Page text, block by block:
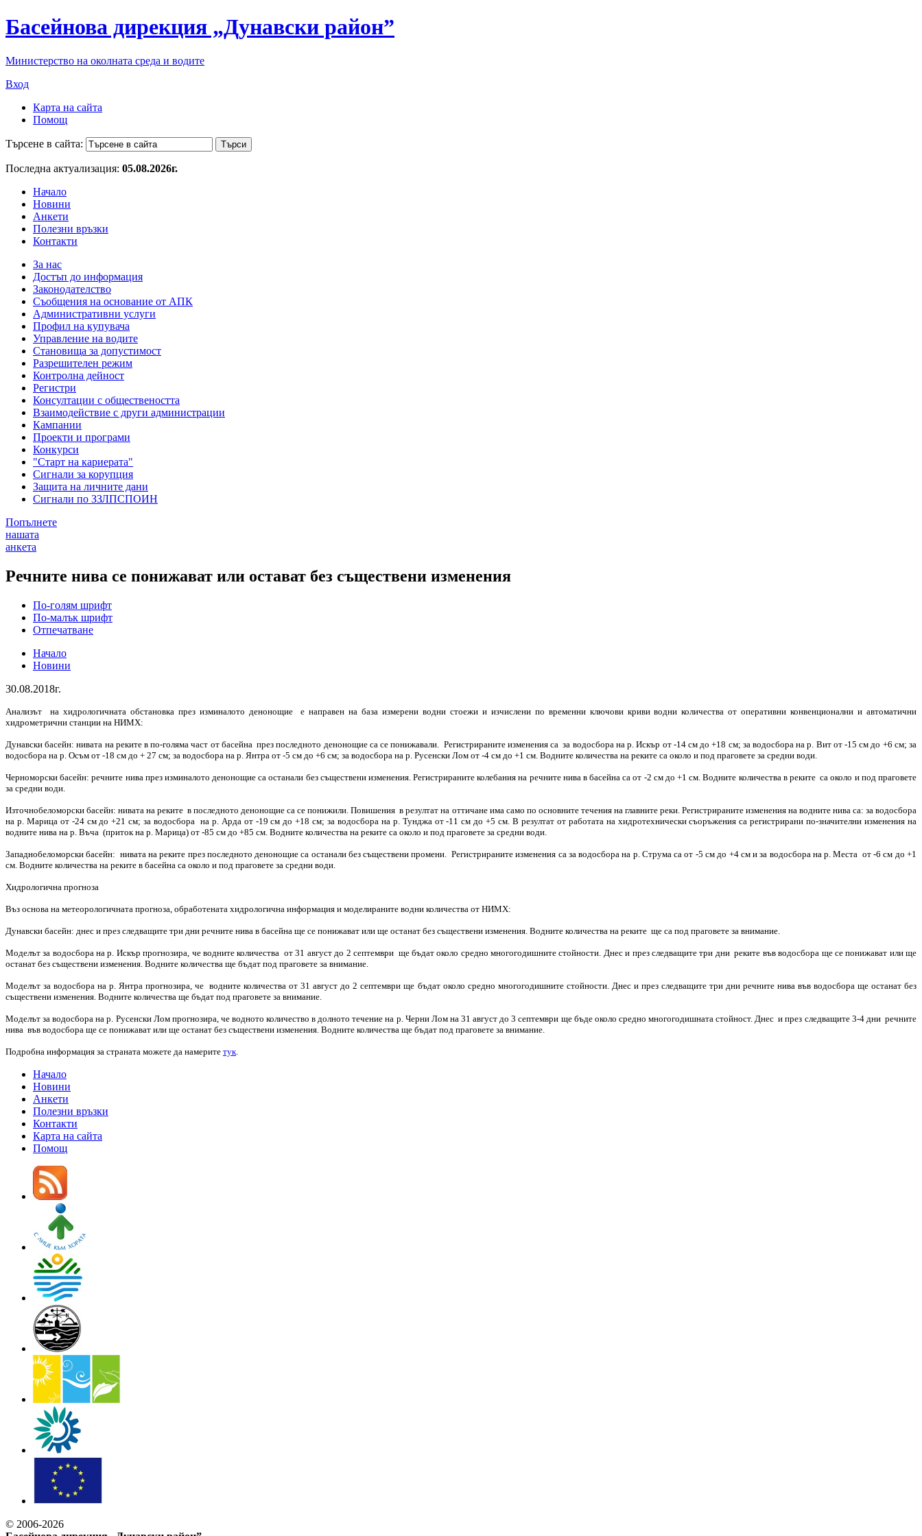
Басейнова дирекция „Дунавски район”
Министерство на околната среда и водите
Вход
Карта на сайта
Помощ
Търсене в сайта:
Последна актуализация: 05.08.2026г.
Начало
Новини
Анкети
Полезни връзки
Контакти
За нас
Достъп до информация
Законодателство
Съобщения на основание от АПК
Административни услуги
Профил на купувача
Управление на водите
Становища за допустимост
Разрешителен режим
Контролна дейност
Регистри
Консултации с обществеността
Взаимодействие с други администрации
Кампании
Проекти и програми
Конкурси
"Старт на кариерата"
Сигнали за корупция
Защита на личните дани
Сигнали по ЗЗЛПСПОИН
Попълнете
нашата
анкета
Речните нива се понижават или остават без съществени изменения
По-голям шрифт
По-малък шрифт
Отпечатване
Начало
Новини
30.08.2018г.
Анализът на хидрологичната обстановка през изминалото денонощие е направен на база измерени водни стоежи и изчислени по временни ключови криви водни количества от оперативни конвенционални и автоматични
хидрометрични станции на НИМХ:
Дунавски басейн: нивата на реките в по-голяма част от басейна през последното денонощие са се понижавали. Регистрираните изменения са за водосбора на р. Искър от -14 см до +18 см; за водосбора на р. Вит от -15 см до +6 см; за
водосбора на р. Осъм от -18 см до + 27 см; за водосбора на р. Янтра от -5 см до +6 см; за водосбора на р. Русенски Лом от -4 см до +1 см. Водните количества на реките са около и под праговете за средни води.
Черноморски басейн: речните нива през изминалото денонощие са останали без съществени изменения. Регистрираните колебания на речните нива в басейна са от -2 см до +1 см. Водните количества в реките са около и под праговете
за средни води.
Източнобеломорски басейн: нивата на реките в последното денонощие са се понижили. Повишения в резултат на оттичане има само по основните течения на главните реки. Регистрираните изменения на водните нива са: за водосбора
на р. Марица от -24 см до +21 см; за водосбора на р. Арда от -19 см до +18 см; за водосбора на р. Тунджа от -11 см до +5 см. В резултат от работата на хидротехнически съоръжения са регистрирани по-значителни изменения на
водните нива на р. Въча (приток на р. Марица) от -85 см до +85 см. Водните количества на реките са около и под праговете за средни води.
Западнобеломорски басейн: нивата на реките през последното денонощие са останали без съществени промени. Регистрираните изменения са за водосбора на р. Струма са от -5 см до +4 см и за водосбора на р. Места от -6 см до +1
см. Водните количества на реките в басейна са около и под праговете за средни води.
Хидрологична прогноза
Въз основа на метеорологичната прогноза, обработената хидрологична информация и моделираните водни количества от НИМХ:
Дунавски басейн: днес и през следващите три дни речните нива в басейна ще се понижават или ще останат без съществени изменения. Водните количества на реките ще са под праговете за внимание.
Моделът за водосбора на р. Искър прогнозира, че водните количества от 31 август до 2 септември ще бъдат около средно многогодишните стойности. Днес и през следващите три дни реките във водосбора ще се понижават или ще
останат без съществени изменения. Водните количества ще бъдат под праговете за внимание.
Моделът за водосбора на р. Янтра прогнозира, че водните количества от 31 август до 2 септември ще бъдат около средно многогодишните стойности. Днес и през следващите три дни речните нива във водосбора ще останат без
съществени изменения. Водните количества ще бъдат под праговете за внимание.
Моделът за водосбора на р. Русенски Лом прогнозира, че водното количество в долното течение на р. Черни Лом на 31 август до 3 септември ще бъде около средно многогодишната стойност. Днес и през следващите 3-4 дни речните
нива във водосбора ще се понижават или ще останат без съществени изменения. Водните количества ще бъдат под праговете за внимание.
Подробна информация за страната можете да намерите тук
Начало
Новини
Анкети
Полезни връзки
Контакти
Карта на сайта
Помощ
© 2006-2026